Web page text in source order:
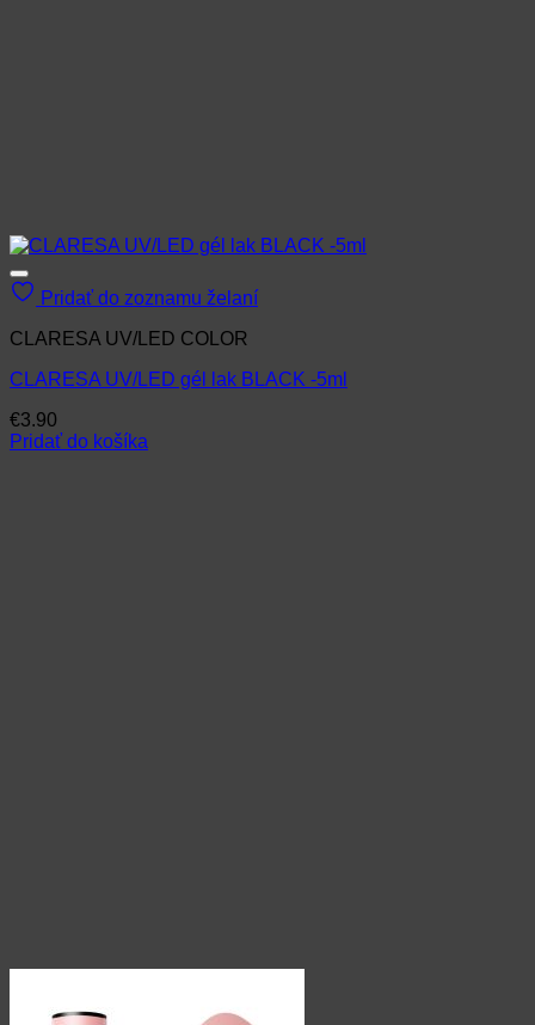
Pridať do zoznamu želaní
CLARESA UV/LED COLOR
CLARESA UV/LED gél lak BLACK -5ml
€3.90
Pridať do košíka